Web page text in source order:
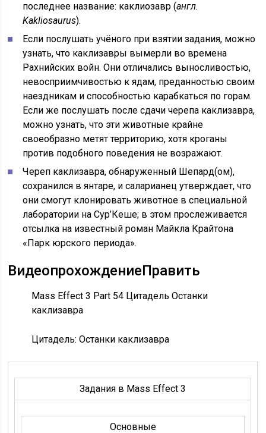
последнее название: каклиозавр (англ.
Kakliosaurus).
Если послушать учёного при взятии задания, можно
узнать, что каклизавры вымерли во времена
Рахнийских войн. Они отличались выносливостью,
невосприимчивостью к ядам, преданностью своим
наездникам и способностью карабкаться по горам.
Если же послушать после сдачи черепа каклизавра,
можно узнать, что эти животные крайне
своеобразно метят территорию, хотя кроганы
против подобного поведения не возражают.
Череп каклизавра, обнаруженный Шепард(ом),
сохранился в янтаре, и саларианец утверждает, что
они смогут клонировать животное в специальной
лаборатории на Сур’Кеше; в этом прослеживается
отсылка на известный роман Майкла Крайтона
«Парк юрского периода».
ВидеопрохождениеПравить
Mass Effect 3 Part 54 Цитадель Останки
каклизавра
Цитадель: Останки каклизавра
Задания в Mass Effect 3
Основные